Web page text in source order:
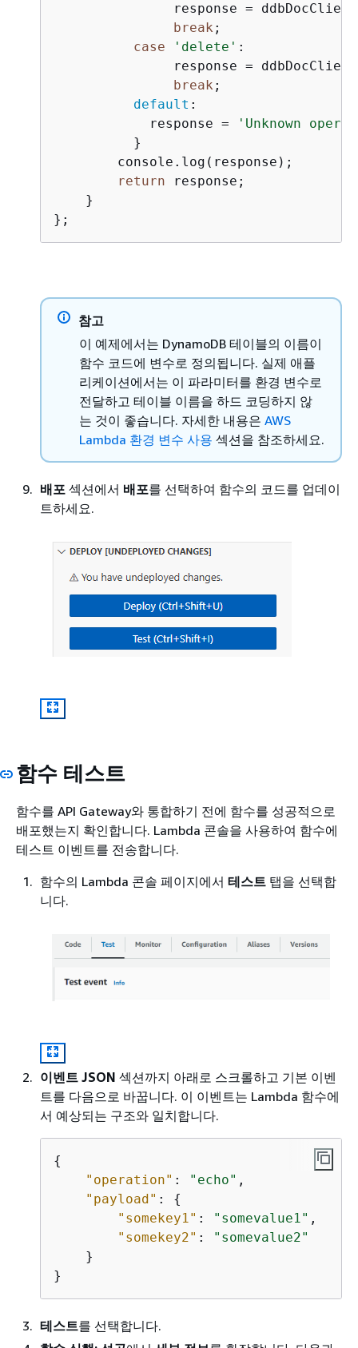
response =
break ;
case
'delete' :
response =
break ;
default :
            response =
'Unknown
          }
        console.log(response);
return response;
    }
};
참고
이 예제에서는 DynamoDB 테이블의 이름이
함수 코드에 변수로 정의됩니다. 실제 애플
리케이션에서는 이 파라미터를 환경 변수로
전달하고 테이블 이름을 하드 코딩하지 않
는 것이 좋습니다. 자세한 내용은 AWS
Lambda 환경 변수 사용 섹션을 참조하세요.
배포 섹션에서 배포를 선택하여 함수의 코드를 업데이
트하세요.
함수 테스트
함수를 API Gateway와 통합하기 전에 함수를 성공적으로
배포했는지 확인합니다. Lambda 콘솔을 사용하여 함수에
테스트 이벤트를 전송합니다.
함수의 Lambda 콘솔 페이지에서 테스트 탭을 선택합
니다.
이벤트 JSON 섹션까지 아래로 스크롤하고 기본 이벤
트를 다음으로 바꿉니다. 이 이벤트는 Lambda 함수에
서 예상되는 구조와 일치합니다.
{
"operation" : "echo" ,
"payload" : {
"somekey1" : "somevalue1" ,
"somekey2" :
"somevalue2"
    }
}
테스트를 선택합니다.